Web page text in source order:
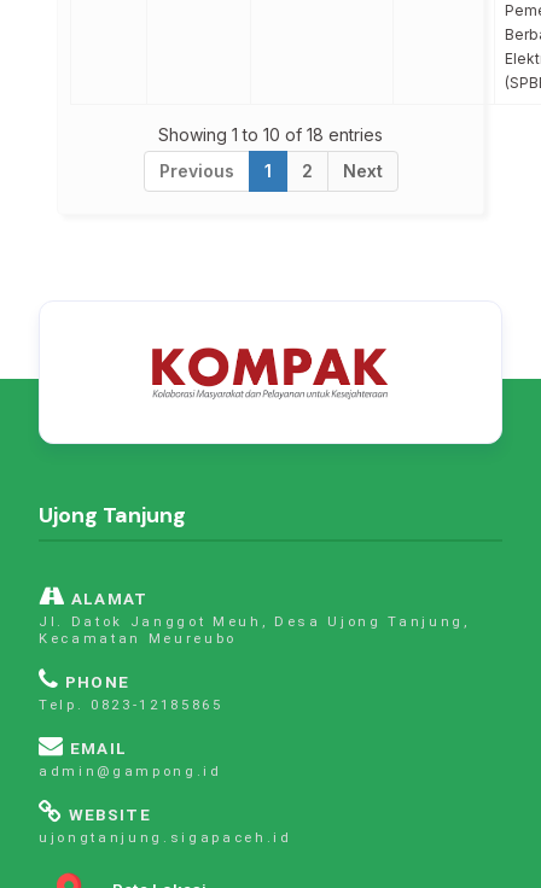
Showing 1 to 10 of 18 entries
Previous
1 2 Next
Ujong Tanjung
ALAMAT
Jl. Datok Janggot Meuh, Desa Ujong Tanjung,
Kecamatan Meureubo
PHONE
Telp. 0823-12185865
EMAIL
admin@gampong.id
WEBSITE
ujongtanjung.sigapaceh.id